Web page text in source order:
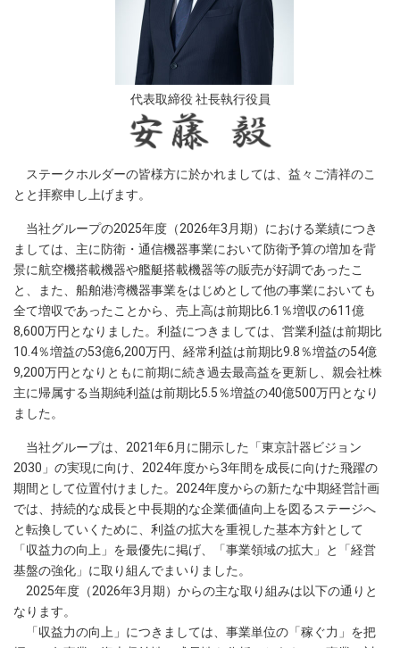
代表取締役 社長執行役員
ステークホルダーの皆様方に於かれましては、益々ご清祥のこ
とと拝察申し上げます。
当社グループの2025年度（2026年3月期）における業績につき
ましては、主に防衛・通信機器事業において防衛予算の増加を背
景に航空機搭載機器や艦艇搭載機器等の販売が好調であったこ
と、また、船舶港湾機器事業をはじめとして他の事業においても
全て増収であったことから、売上高は前期比6.1％増収の611億
8,600万円となりました。利益につきましては、営業利益は前期比
10.4％増益の53億6,200万円、経常利益は前期比9.8％増益の54億
9,200万円となりともに前期に続き過去最高益を更新し、親会社株
主に帰属する当期純利益は前期比5.5％増益の40億500万円となり
ました。
当社グループは、2021年6月に開示した「東京計器ビジョン
2030」の実現に向け、2024年度から3年間を成長に向けた飛躍の
期間として位置付けました。2024年度からの新たな中期経営計画
では、持続的な成長と中長期的な企業価値向上を図るステージへ
と転換していくために、利益の拡大を重視した基本方針として
「収益力の向上」を最優先に掲げ、「事業領域の拡大」と「経営
基盤の強化」に取り組んでまいりました。
2025年度（2026年3月期）からの主な取り組みは以下の通りと
なります。
「収益力の向上」につきましては、事業単位の「稼ぐ力」を把